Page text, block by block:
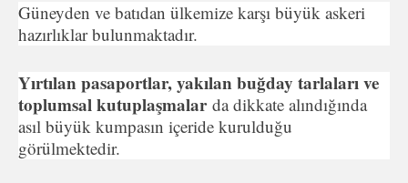
Güneyden ve batıdan ülkemize karşı büyük askeri
hazırlıklar bulunmaktadır.
Yırtılan pasaportlar, yakılan buğday tarlaları ve
toplumsal kutuplaşmalarda dikkate alındığında
asıl büyük kumpasın içeride kurulduğu
görülmektedir.